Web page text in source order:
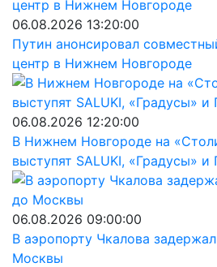
06.08.2026 13:20:00
Путин анонсировал
центр в Нижнем Новгороде
06.08.2026 12:20:00
В Нижнем Новгороде на
выступят SALUKI, «Градусы»
06.08.2026 09:00:00
В аэропорту Чкалова
Москвы